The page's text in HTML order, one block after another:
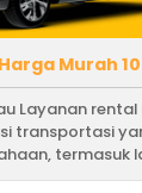
Murah
Layanan
transportasi
termasuk